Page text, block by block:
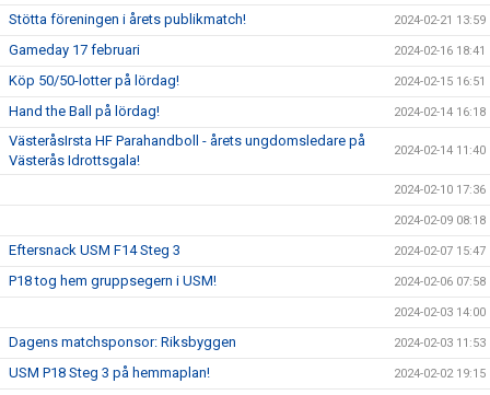
Stötta föreningen i årets publikmatch! 2024-02-21 13:59
Gameday 17 februari 2024-02-16 18:41
Köp 50/50-lotter på lördag! 2024-02-15 16:51
Hand the Ball på lördag! 2024-02-14 16:18
VästeråsIrsta HF Parahandboll - årets ungdomsledare på
Västerås Idrottsgala!
2024-02-14 11:40
2024-02-10 17:36
2024-02-09 08:18
Eftersnack USM F14 Steg 3 2024-02-07 15:47
P18 tog hem gruppsegern i USM! 2024-02-06 07:58
2024-02-03 14:00
Dagens matchsponsor: Riksbyggen 2024-02-03 11:53
USM P18 Steg 3 på hemmaplan! 2024-02-02 19:15